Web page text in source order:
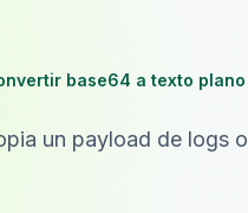
base64 a texto plano
un payload de logs